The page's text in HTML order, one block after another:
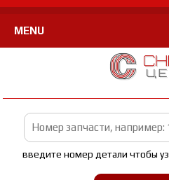
MENU
введите номер детали чтобы